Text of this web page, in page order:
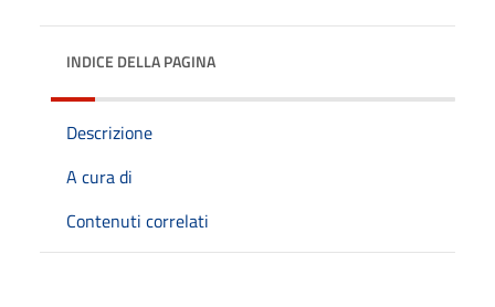
INDICE DELLA PAGINA
Descrizione
A cura di
Contenuti correlati